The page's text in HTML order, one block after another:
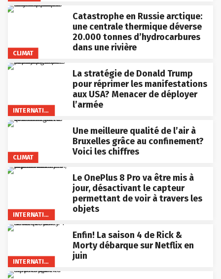
CLIMAT
Catastrophe en Russie arctique:
une centrale thermique déverse
20.000 tonnes d’hydrocarbures
dans une rivière
INTERNATIONAL
La stratégie de Donald Trump
pour réprimer les manifestations
aux USA? Menacer de déployer
l’armée
CLIMAT
Une meilleure qualité de l’air à
Bruxelles grâce au confinement?
Voici les chiffres
INTERNATIONAL
Le OnePlus 8 Pro va être mis à
jour, désactivant le capteur
permettant de voir à travers les
objets
INTERNATIONAL
Enfin! La saison 4 de Rick &
Morty débarque sur Netflix en
juin